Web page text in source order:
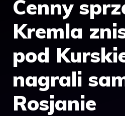
Cenny
Kremla
pod
nagrali
Rosjanie